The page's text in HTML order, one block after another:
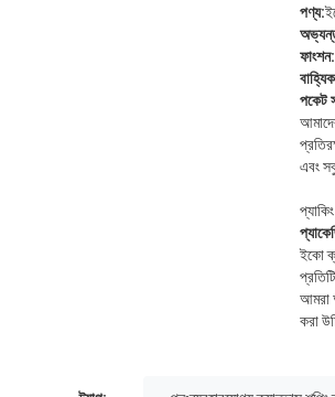
পণ্য:
ফাংশন:
পকেট
এবং
ইকো
আমরা
করা